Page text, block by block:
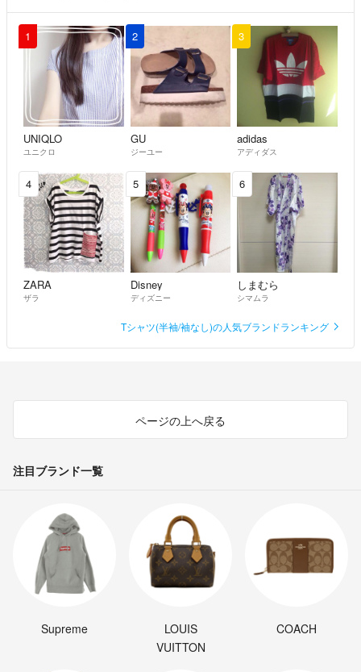
1
UNIQLO
ユニクロ
2
GU
ジーユー
3
adidas
アディダス
4
ZARA
ザラ
5
Disney
ディズニー
6
しまむら
シマムラ
Tシャツ(半袖/袖なし)の人気ブランドランキング
ページの上へ戻る
注目ブランド一覧
Supreme
LOUIS
VUITTON
COACH